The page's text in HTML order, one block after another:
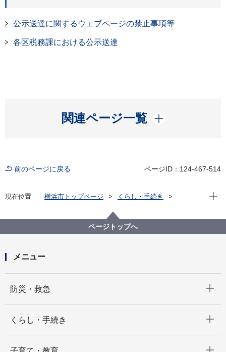
公示送達に関するウェブページの禁止事項等
各区税務課における公示送達
関連ページ一覧
開く
前のページに戻る ページID：124-467-514
現在位置 横浜市トップページ
くらし・手続き
現在
ページトップへ
メニュー
防災・救急
くらし・手続き